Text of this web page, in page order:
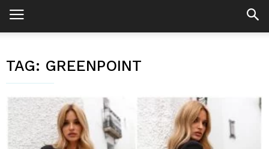
TAG: GREENPOINT